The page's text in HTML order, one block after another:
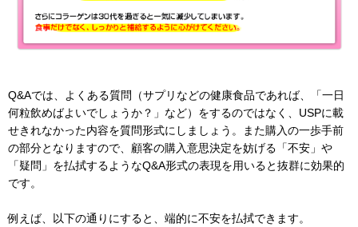
Q&Aでは、よくある質問（サプリなどの健康食品であれば、「一日
何粒飲めばよいでしょうか？」など）をするのではなく、USPに載
せきれなかった内容を質問形式にしましょう。また購入の一歩手前
の部分となりますので、顧客の購入意思決定を妨げる「不安」や
「疑問」を払拭するようなQ&A形式の表現を用いると抜群に効果的
です。
例えば、以下の通りにすると、端的に不安を払拭できます。